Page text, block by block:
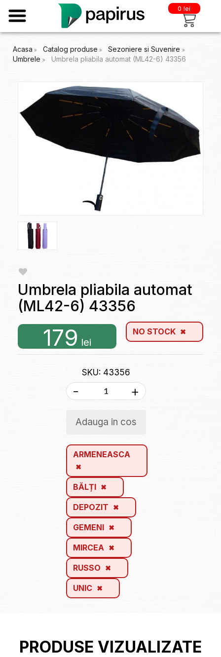
0 lei
Acasa Catalog produse
Sezoniere si Suvenire
Umbrele
Umbrela pliabila automat (ML42-6) 43356
Umbrela pliabila automat
(ML42-6) 43356
179 lei
NO STOCK
SKU: 43356
- +
Adauga in cos
ARMENEASCA
BĂLȚI
DEPOZIT
GEMENI
MIRCEA
RUSSO
UNIC
PRODUSE VIZUALIZATE